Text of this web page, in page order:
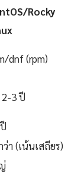
Rocky
dnf (rpm)
3 ปี
ว่า (เน้นเสถียร)